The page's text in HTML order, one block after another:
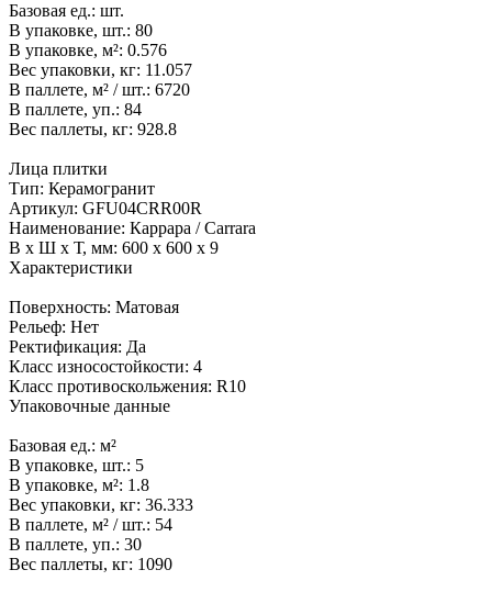
Базовая ед.: шт.
В упаковке, шт.: 80
В упаковке, м²: 0.576
Вес упаковки, кг: 11.057
В паллете, м² / шт.: 6720
В паллете, уп.: 84
Вес паллеты, кг: 928.8
Лица плитки
Тип: Керамогранит
Артикул: GFU04CRR00R
Наименование: Каррара / Carrara
В x Ш x Т, мм: 600 x 600 x 9
Характеристики
Поверхность: Матовая
Рельеф: Нет
Ректификация: Да
Класс износостойкости: 4
Класс противоскольжения: R10
Упаковочные данные
Базовая ед.: м²
В упаковке, шт.: 5
В упаковке, м²: 1.8
Вес упаковки, кг: 36.333
В паллете, м² / шт.: 54
В паллете, уп.: 30
Вес паллеты, кг: 1090